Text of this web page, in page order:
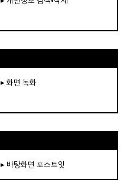
▸ 화면 녹화
▸ 바탕화면 포스트잇